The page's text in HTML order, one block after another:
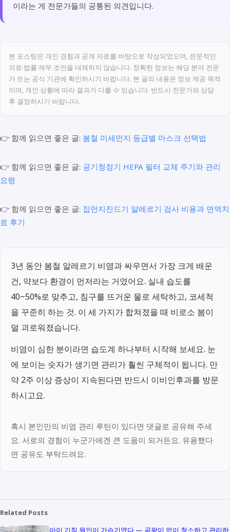
이라는 게 전문가들의 공통된 의견입니다.
본 포스팅은 개인 경험과 공개 자료를 바탕으로 작성되었으며, 전문적인
의료·법률·재무 조언을 대체하지 않습니다. 정확한 정보는 해당 분야 전문
가 또는 공식 기관에 확인하시기 바랍니다. 본 글의 내용은 정보 제공 목적
이며, 개인 상황에 따라 결과가 다를 수 있습니다. 반드시 전문가와 상담
후 결정하시기 바랍니다.
👉 함께 읽으면 좋은 글: 봄철 미세먼지 등급별 마스크 선택법
👉 함께 읽으면 좋은 글: 공기청정기 HEPA 필터 교체 주기와 관리
요령
👉 함께 읽으면 좋은 글: 집먼지진드기 알레르기 검사 비용과 면역치
료 후기
3년 동안 봄철 알레르기 비염과 싸우면서 가장 크게 배운
건, 약보다 환경이 먼저라는 거였어요. 실내 습도를
40~50%로 맞추고, 침구를 뜨거운 물로 세탁하고, 코세척
을 꾸준히 하는 것. 이 세 가지가 합쳐졌을 때 비로소 봄이
덜 괴로워졌습니다.
비염이 심한 분이라면 습도계 하나부터 시작해 보세요. 눈
에 보이는 숫자가 생기면 관리가 훨씬 구체적이 됩니다. 만
약 2주 이상 증상이 지속된다면 반드시 이비인후과를 방문
하시고요.
혹시 본인만의 비염 관리 루틴이 있다면 댓글로 공유해 주세
요. 서로의 경험이 누군가에겐 큰 도움이 되거든요. 유용했다
면 공유도 부탁드려요.
Related Posts
아이 기침 원인이 가습기였다 — 곰팡이 없이 청소하고 관리하